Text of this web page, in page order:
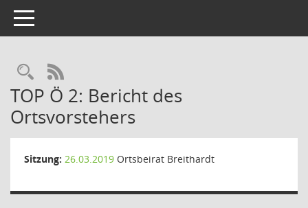
Toggle navigation
Rechercheauswahl
RSS-Feed
TOP Ö 2: Bericht des
Ortsvorstehers
Sitzung: 26.03.2019 Ortsbeirat Breithardt